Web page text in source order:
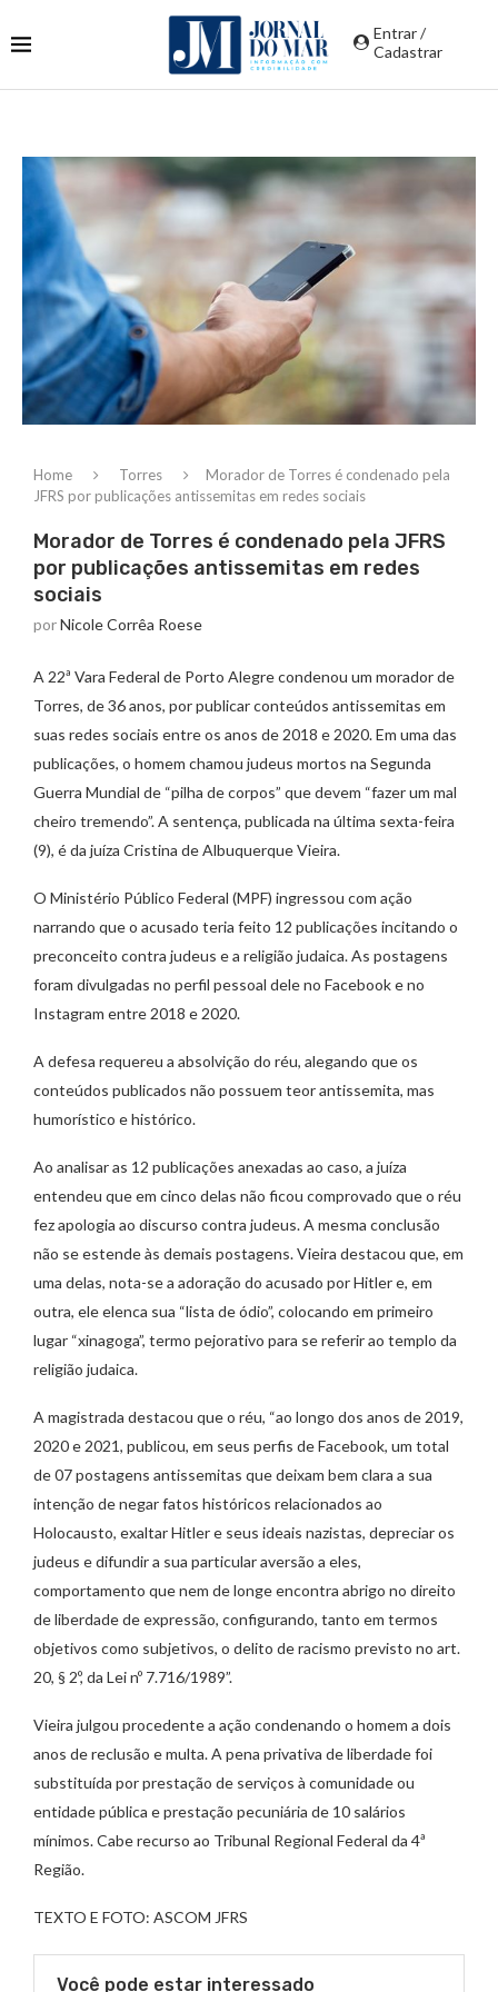
Entrar /
Cadastrar
Home Torres
Morador de Torres é condenado pela
JFRS por publicações antissemitas em redes sociais
Morador de Torres é condenado pela JFRS
por publicações antissemitas em redes
sociais
porNicole Corrêa Roese
A 22ª Vara Federal de Porto Alegre condenou um morador de
Torres, de 36 anos, por publicar conteúdos antissemitas em
suas redes sociais entre os anos de 2018 e 2020. Em uma das
publicações, o homem chamou judeus mortos na Segunda
Guerra Mundial de “pilha de corpos” que devem “fazer um mal
cheiro tremendo”. A sentença, publicada na última sexta-feira
(9), é da juíza Cristina de Albuquerque Vieira.
O Ministério Público Federal (MPF) ingressou com ação
narrando que o acusado teria feito 12 publicações incitando o
preconceito contra judeus e a religião judaica. As postagens
foram divulgadas no perfil pessoal dele no Facebook e no
Instagram entre 2018 e 2020.
A defesa requereu a absolvição do réu, alegando que os
conteúdos publicados não possuem teor antissemita, mas
humorístico e histórico.
Ao analisar as 12 publicações anexadas ao caso, a juíza
entendeu que em cinco delas não ficou comprovado que o réu
fez apologia ao discurso contra judeus. A mesma conclusão
não se estende às demais postagens. Vieira destacou que, em
uma delas, nota-se a adoração do acusado por Hitler e, em
outra, ele elenca sua “lista de ódio”, colocando em primeiro
lugar “xinagoga”, termo pejorativo para se referir ao templo da
religião judaica.
A magistrada destacou que o réu, “ao longo dos anos de 2019,
2020 e 2021, publicou, em seus perfis de Facebook, um total
de 07 postagens antissemitas que deixam bem clara a sua
intenção de negar fatos históricos relacionados ao
Holocausto, exaltar Hitler e seus ideais nazistas, depreciar os
judeus e difundir a sua particular aversão a eles,
comportamento que nem de longe encontra abrigo no direito
de liberdade de expressão, configurando, tanto em termos
objetivos como subjetivos, o delito de racismo previsto no art.
20, § 2º, da Lei nº 7.716/1989”.
Vieira julgou procedente a ação condenando o homem a dois
anos de reclusão e multa. A pena privativa de liberdade foi
substituída por prestação de serviços à comunidade ou
entidade pública e prestação pecuniária de 10 salários
mínimos. Cabe recurso ao Tribunal Regional Federal da 4ª
Região.
TEXTO E FOTO: ASCOM JFRS
Você pode estar interessado